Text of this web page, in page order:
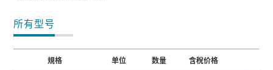
所有型号
規格 单位 数量 含稅价格